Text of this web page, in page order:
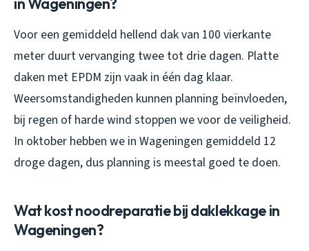
Voor een gemiddeld hellend dak van 100 vierkante
meter duurt vervanging twee tot drie dagen. Platte
daken met EPDM zijn vaak in één dag klaar.
Weersomstandigheden kunnen planning beïnvloeden,
bij regen of harde wind stoppen we voor de veiligheid.
In oktober hebben we in Wageningen gemiddeld 12
droge dagen, dus planning is meestal goed te doen.
Wat kost noodreparatie bij daklekkage in
Wageningen?